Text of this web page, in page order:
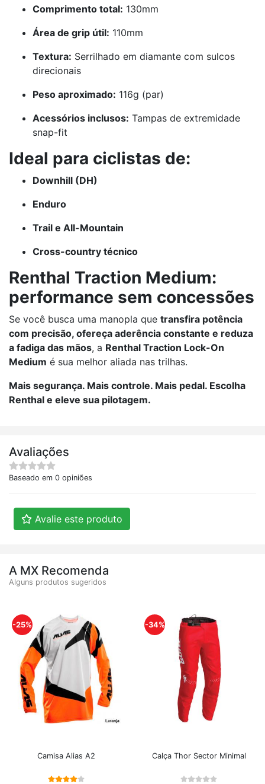
Comprimento total: 130mm
Área de grip útil: 110mm
Textura: Serrilhado em diamante com sulcos
direcionais
Peso aproximado: 116g (par)
Acessórios inclusos: Tampas de extremidade
snap-fit
Ideal para ciclistas de:
Downhill (DH)
Enduro
Trail e All-Mountain
Cross-country técnico
Renthal Traction Medium:
performance sem concessões
Se você busca uma manopla que transfira potência
com precisão, ofereça aderência constante e reduza
a fadiga das mãos, a Renthal Traction Lock-On
Medium é sua melhor aliada nas trilhas.
Mais segurança. Mais controle. Mais pedal. Escolha
Renthal e eleve sua pilotagem.
Avaliações
Baseado em 0 opiniões
Avalie este produto
A MX Recomenda
Alguns produtos sugeridos
-25%
Camisa Alias A2
-34%
Calça Thor Sector Minimal